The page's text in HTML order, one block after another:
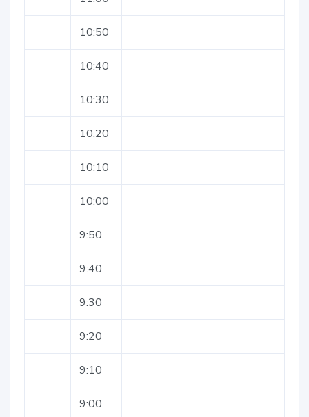
10:50
10:40
10:30
10:20
10:10
10:00
9:50
9:40
9:30
9:20
9:10
9:00